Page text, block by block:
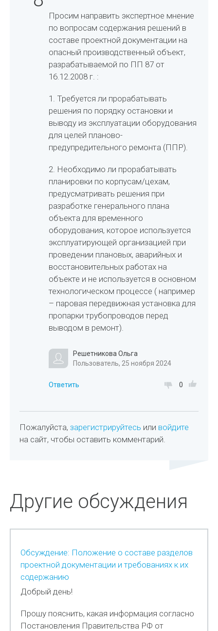
Просим направить экспертное мнение
по вопросам содержания решений в
составе проектной документации на
опасный производственный объект,
разрабатываемой по ПП 87 от
16.12.2008 г. :
1. Требуется ли прорабатывать
решения по порядку остановки и
выводу из эксплуатации оборудования
для целей планово-
предупредительного ремонта (ППР).
2. Необходимо ли прорабатывать
планировки по корпусам/цехам,
предусматривать решения при
разработке генерального плана
объекта для временного
оборудования, которое используется
эксплуатирующей организацией при
проведении плановых, аварийных и
восстановительных работах на
объекте и не используется в основном
технологическом процессе ( например
– паровая передвижная установка для
пропарки трубопроводов перед
выводом в ремонт).
Решетникова Ольга
Пользователь, 25 ноября 2024
Ответить 0
Пожалуйста,зарегистрируйтесь или войдите
на сайт, чтобы оставить комментарий.
Другие обсуждения
Обсуждение: Положение о составе разделов
проектной документации и требованиях к их
содержанию
Добрый день!
Прошу пояснить, какая информация согласно
Постановления Правительства РФ от